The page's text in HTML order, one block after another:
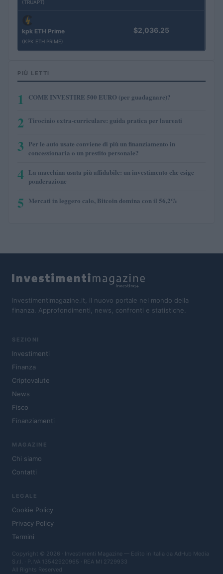
(TRUAPT)
kpk ETH Prime
(KPK ETH PRIME)
$2,036.25
PIÙ LETTI
1 COME INVESTIRE 500 EURO (per guadagnare)?
2 Tirocinio extra-curriculare: guida pratica per laureati
3 Per le auto usate conviene di più un finanziamento in
concessionaria o un prestito personale?
4 La macchina usata più affidabile: un investimento che esige
ponderazione
5 Mercati in leggero calo, Bitcoin domina con il 56,2%
Investimentimagazine.it, il nuovo portale nel mondo della
finanza. Approfondimenti, news, confronti e statistiche.
SEZIONI
Investimenti
Finanza
Criptovalute
News
Fisco
Finanziamenti
MAGAZINE
Chi siamo
Contatti
LEGALE
Cookie Policy
Privacy Policy
Termini
Copyright © 2026 · Investimenti Magazine — Edito in Italia da AdHub Media
S.r.l. · P.IVA 13542920965 · REA MI 2729933
All Rights Reserved